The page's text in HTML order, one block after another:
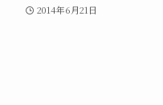
2014年6月21日